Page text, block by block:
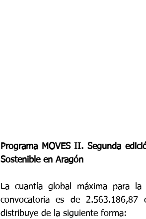
Programa MOVES II. Segunda
Sostenible en Aragón
La cuantía global máxima para
convocatoria es de 2.563.186,87
distribuye de la siguiente forma: